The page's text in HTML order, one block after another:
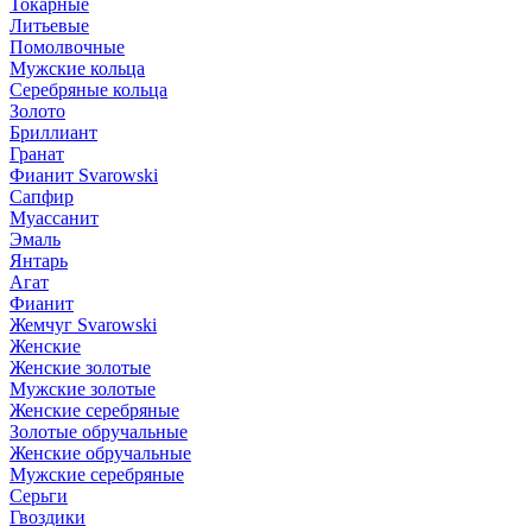
Токарные
Литьевые
Помолвочные
Мужские кольца
Серебряные кольца
Золото
Бриллиант
Гранат
Фианит Svarowski
Сапфир
Муассанит
Эмаль
Янтарь
Агат
Фианит
Жемчуг Svarowski
Женские
Женские золотые
Мужские золотые
Женские серебряные
Золотые обручальные
Женские обручальные
Мужские серебряные
Серьги
Гвоздики